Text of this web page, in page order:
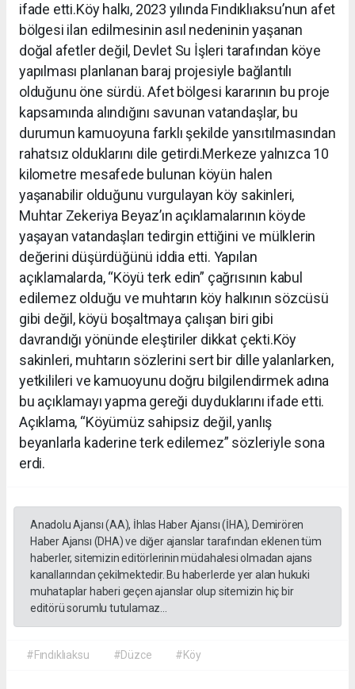
ifade etti.Köy halkı, 2023 yılında Fındıklıaksu’nun afet
bölgesi ilan edilmesinin asıl nedeninin yaşanan
doğal afetler değil, Devlet Su İşleri tarafından köye
yapılması planlanan baraj projesiyle bağlantılı
olduğunu öne sürdü. Afet bölgesi kararının bu proje
kapsamında alındığını savunan vatandaşlar, bu
durumun kamuoyuna farklı şekilde yansıtılmasından
rahatsız olduklarını dile getirdi.Merkeze yalnızca 10
kilometre mesafede bulunan köyün halen
yaşanabilir olduğunu vurgulayan köy sakinleri,
Muhtar Zekeriya Beyaz’ın açıklamalarının köyde
yaşayan vatandaşları tedirgin ettiğini ve mülklerin
değerini düşürdüğünü iddia etti. Yapılan
açıklamalarda, “Köyü terk edin” çağrısının kabul
edilemez olduğu ve muhtarın köy halkının sözcüsü
gibi değil, köyü boşaltmaya çalışan biri gibi
davrandığı yönünde eleştiriler dikkat çekti.Köy
sakinleri, muhtarın sözlerini sert bir dille yalanlarken,
yetkilileri ve kamuoyunu doğru bilgilendirmek adına
bu açıklamayı yapma gereği duyduklarını ifade etti.
Açıklama, “Köyümüz sahipsiz değil, yanlış
beyanlarla kaderine terk edilemez” sözleriyle sona
erdi.
Anadolu Ajansı (AA), İhlas Haber Ajansı (İHA), Demirören
Haber Ajansı (DHA) ve diğer ajanslar tarafından eklenen tüm
haberler, sitemizin editörlerinin müdahalesi olmadan ajans
kanallarından çekilmektedir. Bu haberlerde yer alan hukuki
muhataplar haberi geçen ajanslar olup sitemizin hiç bir
editörü sorumlu tutulamaz...
#Fındıklıaksu #Düzce #Köy